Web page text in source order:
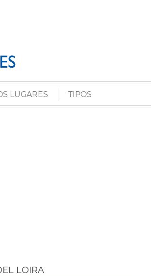
LUGARES TIPOS
LOIRA